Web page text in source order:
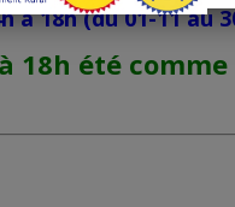
à 18h (du 01-11 au
18h été